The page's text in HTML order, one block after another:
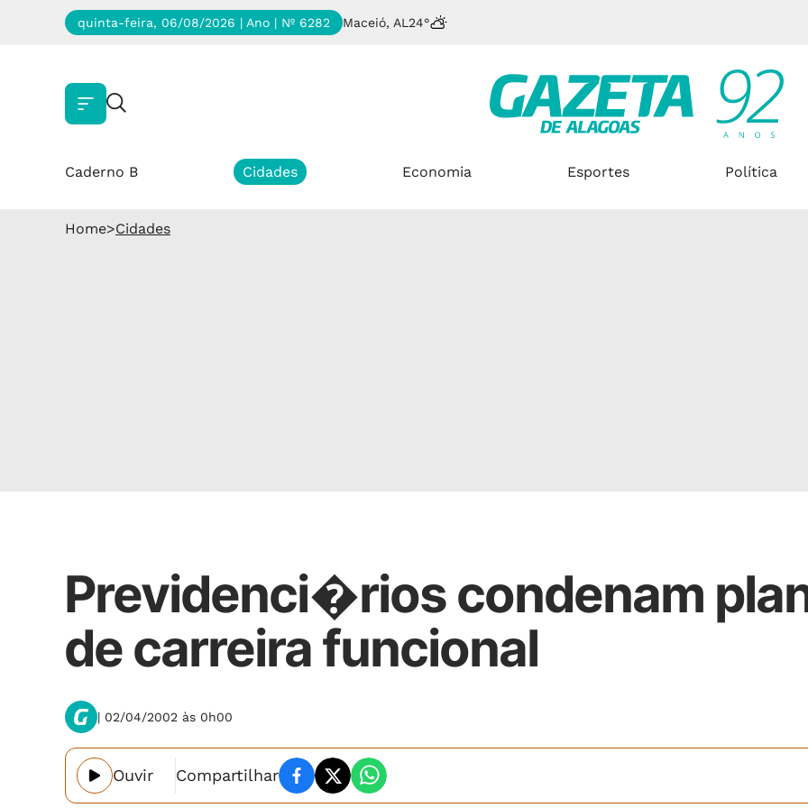
quinta-feira, 06/08/2026 | Ano | Nº 6282 Maceió, AL 24°
Caderno B Cidades Economia Esportes Política
Home>Cidades
Previdenci�rios condenam
de carreira funcional
| 02/04/2002 às 0h00
Ouvir Compartilhar